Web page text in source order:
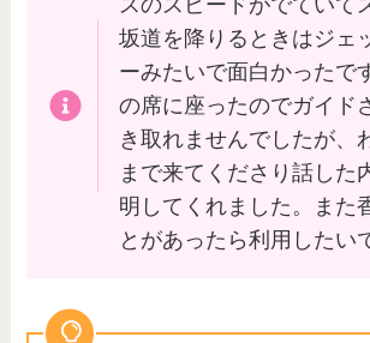
スのスピードがでていて
坂道を降りるときはジェ
ーみたいで面白かったで
の席に座ったのでガイド
き取れませんでしたが、
まで来てくださり話した
明してくれました。また
とがあったら利用したい